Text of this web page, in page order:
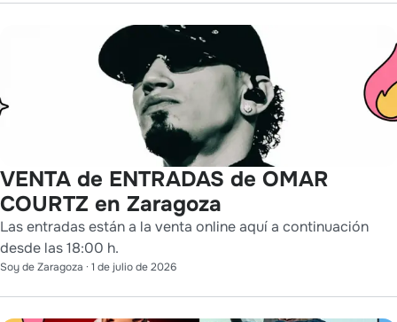
VENTA de ENTRADAS de OMAR
COURTZ en Zaragoza
Las entradas están a la venta online aquí a continuación
desde las 18:00 h.
Soy de Zaragoza · 1 de julio de 2026